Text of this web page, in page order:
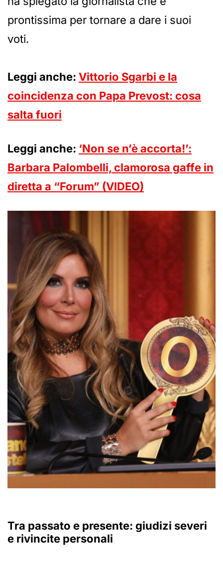
prontissima per tornare a dare i suoi
voti.
Leggi anche: Vittorio Sgarbi e la
coincidenza con Papa Prevost: cosa
salta fuori
Leggi anche: ‘Non se n’è accorta!’:
Barbara Palombelli, clamorosa gaffe in
diretta a “Forum” (VIDEO)
Tra passato e presente: giudizi severi
e rivincite personali